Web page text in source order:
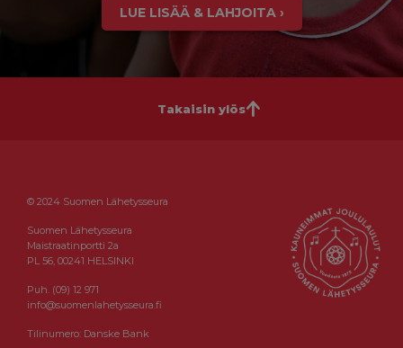
LUE LISÄÄ & LAHJOITA ›
Takaisin ylös
© 2024 Suomen Lähetysseura
Suomen Lähetysseura
Maistraatinportti 2a
PL 56, 00241 HELSINKI
Puh. (09) 12 971
info@suomenlahetysseura.fi
Tilinumero: Danske Bank